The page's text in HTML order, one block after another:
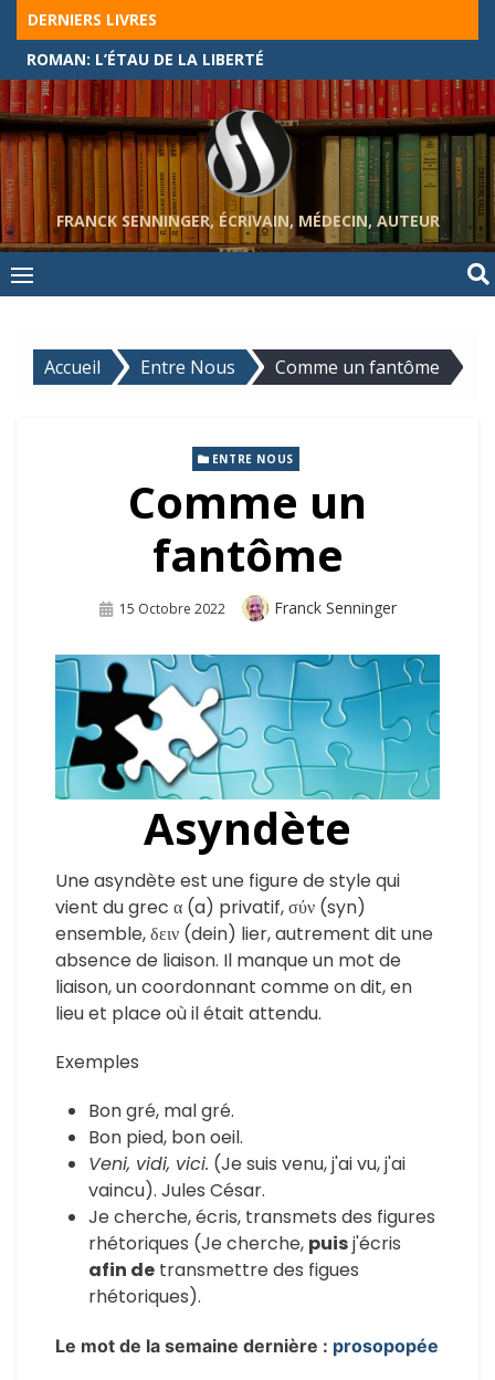
Skip
content
DERNIERS LIVRES
ROMAN: L’ÉTAU DE LA LIBERTÉ
FRANCK SENNINGER, ÉCRIVAIN, MÉDECIN, AUTEUR
Accueil Entre Nous Comme un fantôme
ENTRE NOUS
Comme un
fantôme
Publié
15 Octobre 2022 Auteur
Franck Senninger
Asyndète
Une asyndète est une figure de style qui
vient du grec α (a) privatif, σύν (syn)
ensemble, δειν (dein) lier, autrement dit une
absence de liaison. Il manque un mot de
liaison, un coordonnant comme on dit, en
lieu et place où il était attendu.
Exemples
Bon gré, mal gré.
Bon pied, bon oeil.
Veni, vidi, vici. (Je suis venu, j'ai vu, j'ai
vaincu). Jules César.
Je cherche, écris, transmets des figures
rhétoriques (Je cherche, puisj'écris
afin de transmettre des figues
rhétoriques).
Le mot de la semaine dernière : prosopopée